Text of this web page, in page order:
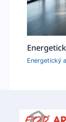
Energetický